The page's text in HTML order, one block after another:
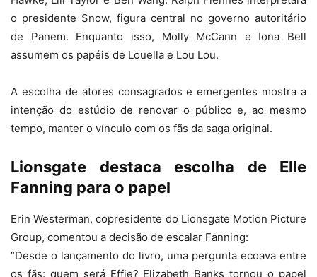
o presidente Snow, figura central no governo autoritário
de Panem. Enquanto isso, Molly McCann e Iona Bell
assumem os papéis de Louella e Lou Lou.
A escolha de atores consagrados e emergentes mostra a
intenção do estúdio de renovar o público e, ao mesmo
tempo, manter o vínculo com os fãs da saga original.
Lionsgate destaca escolha de Elle
Fanning para o papel
Erin Westerman, copresidente do Lionsgate Motion Picture
Group, comentou a decisão de escalar Fanning:
“Desde o lançamento do livro, uma pergunta ecoava entre
os fãs: quem será Effie? Elizabeth Banks tornou o papel